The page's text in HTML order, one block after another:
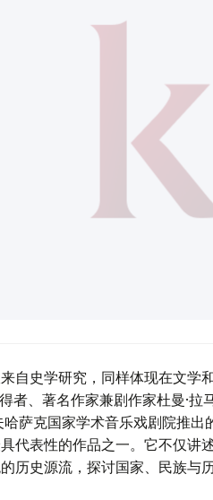
自史学研究，同样体现在文学
者、著名作家兼剧作家杜曼·
萨克国家学术音乐戏剧院推出